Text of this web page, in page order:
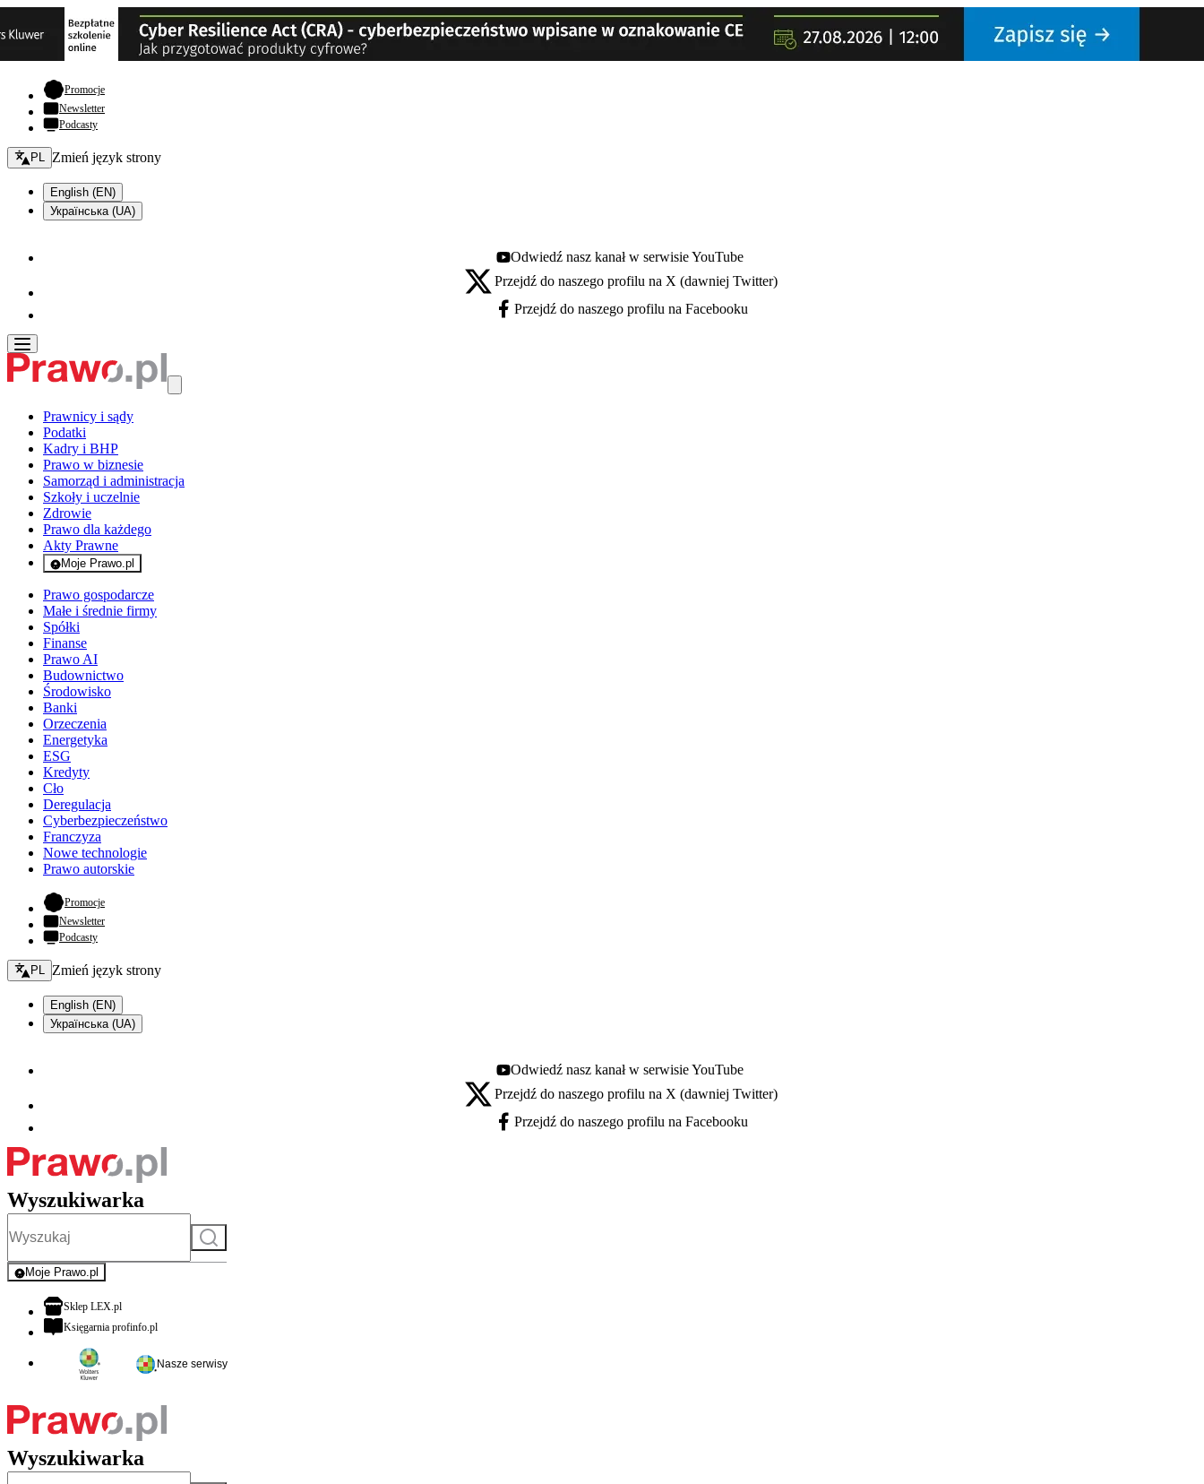
Promocje- otwiera się w nowej karcie
Newsletter
Podcasty
Zmień język - bieżący:
PL Zmień język strony
English (EN)
Українська (UA)
Youtube - otwiera się w nowej karcie
Odwiedź nasz kanał w serwisie YouTube
X - otwiera się w nowej karcie
Przejdź do naszego profilu na X (dawniej Twitter)
Facebook - otwiera się w nowej karcie
Przejdź do naszego profilu na Facebooku
Prawnicy i sądy
Podatki
Kadry i BHP
Prawo w biznesie
Samorząd i administracja
Szkoły i uczelnie
Zdrowie
Prawo dla każdego
Akty Prawne
Moje Prawo.pl
- rejestracja i logowanie do serwisu
Prawo gospodarcze
Małe i średnie firmy
Spółki
Finanse
Prawo AI
Budownictwo
Środowisko
Banki
Orzeczenia
Energetyka
ESG
Kredyty
Cło
Deregulacja
Cyberbezpieczeństwo
Franczyza
Nowe technologie
Prawo autorskie
Promocje- otwiera się w nowej karcie
Newsletter
Podcasty
Zmień język - bieżący:
PL Zmień język strony
English (EN)
Українська (UA)
Youtube - otwiera się w nowej karcie
Odwiedź nasz kanał w serwisie YouTube
X - otwiera się w nowej karcie
Przejdź do naszego profilu na X (dawniej Twitter)
Facebook - otwiera się w nowej karcie
Przejdź do naszego profilu na Facebooku
Wyszukiwarka
Szukaj
Moje Prawo.pl
- rejestracja i logowanie do serwisu
Sklep LEX.plotwiera się w nowej karcie
Księgarnia profinfo.plotwiera się w nowej karcie
Nasze serwisy
Wyszukiwarka